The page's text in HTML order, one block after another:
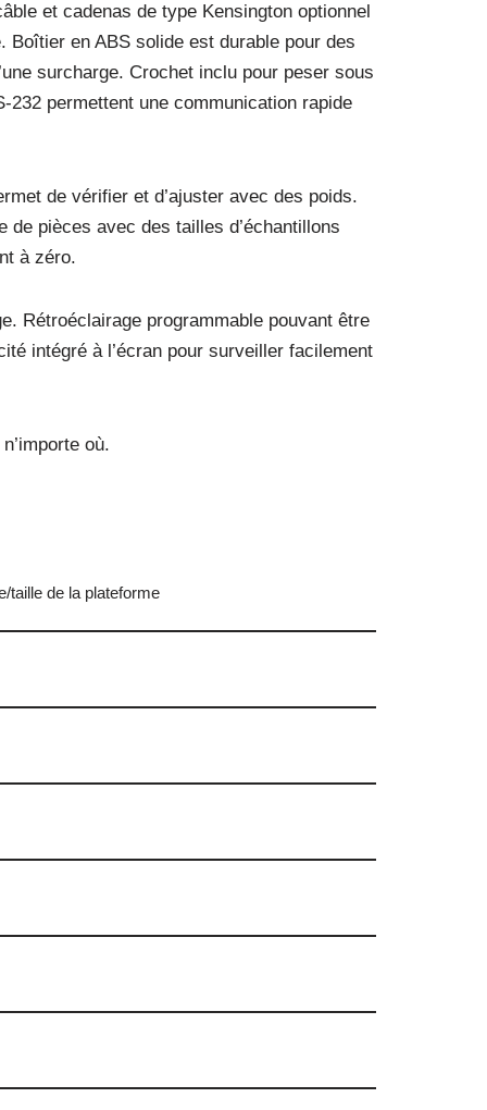
et cadenas de type Kensington optionnel
Boîtier en ABS solide est durable pour des
surcharge. Crochet inclu pour peser sous
permettent une communication rapide
de vérifier et d’ajuster avec des poids.
pièces avec des tailles d’échantillons
à zéro.
Rétroéclairage programmable pouvant être
intégré à l’écran pour surveiller facilement
où.
taille de la plateforme